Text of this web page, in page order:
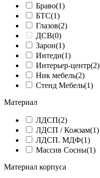
Браво(1)
БТС(1)
Глазов(2)
ДСВ(0)
Зарон(1)
Интеди(1)
Интерьер-центр(2)
Ник мебель(2)
Стенд Мебель(1)
Материал
ЛДСП(2)
ЛДСП / Кожзам(1)
ЛДСП. МДФ(1)
Массив Сосны(1)
Материал корпуса